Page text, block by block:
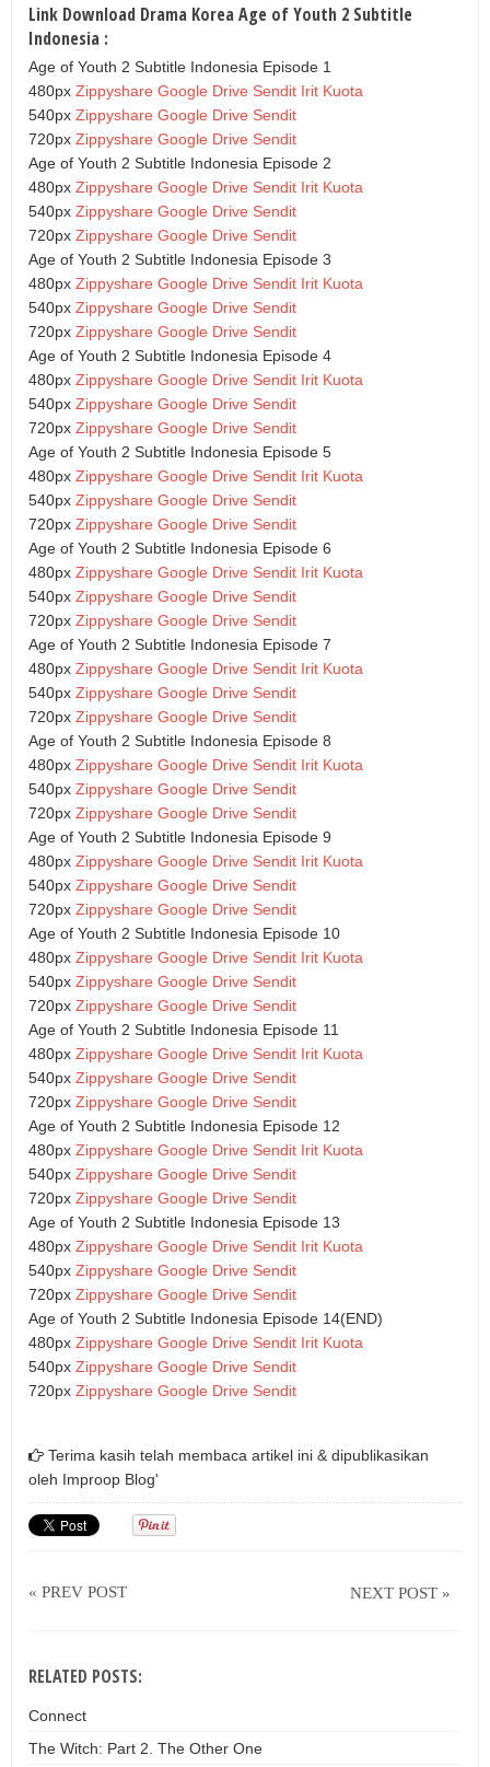
Link Download Drama Korea Age of Youth 2 Subtitle
Indonesia :
Age of Youth 2 Subtitle Indonesia Episode 1
480px Zippyshare Google Drive Sendit Irit Kuota
540px Zippyshare Google Drive Sendit
720px Zippyshare Google Drive Sendit
Age of Youth 2 Subtitle Indonesia Episode 2
480px Zippyshare Google Drive Sendit Irit Kuota
540px Zippyshare Google Drive Sendit
720px Zippyshare Google Drive Sendit
Age of Youth 2 Subtitle Indonesia Episode 3
480px Zippyshare Google Drive Sendit Irit Kuota
540px Zippyshare Google Drive Sendit
720px Zippyshare Google Drive Sendit
Age of Youth 2 Subtitle Indonesia Episode 4
480px Zippyshare Google Drive Sendit Irit Kuota
540px Zippyshare Google Drive Sendit
720px Zippyshare Google Drive Sendit
Age of Youth 2 Subtitle Indonesia Episode 5
480px Zippyshare Google Drive Sendit Irit Kuota
540px Zippyshare Google Drive Sendit
720px Zippyshare Google Drive Sendit
Age of Youth 2 Subtitle Indonesia Episode 6
480px Zippyshare Google Drive Sendit Irit Kuota
540px Zippyshare Google Drive Sendit
720px Zippyshare Google Drive Sendit
Age of Youth 2 Subtitle Indonesia Episode 7
480px Zippyshare Google Drive Sendit Irit Kuota
540px Zippyshare Google Drive Sendit
720px Zippyshare Google Drive Sendit
Age of Youth 2 Subtitle Indonesia Episode 8
480px Zippyshare Google Drive Sendit Irit Kuota
540px Zippyshare Google Drive Sendit
720px Zippyshare Google Drive Sendit
Age of Youth 2 Subtitle Indonesia Episode 9
480px Zippyshare Google Drive Sendit Irit Kuota
540px Zippyshare Google Drive Sendit
720px Zippyshare Google Drive Sendit
Age of Youth 2 Subtitle Indonesia Episode 10
480px Zippyshare Google Drive Sendit Irit Kuota
540px Zippyshare Google Drive Sendit
720px Zippyshare Google Drive Sendit
Age of Youth 2 Subtitle Indonesia Episode 11
480px Zippyshare Google Drive Sendit Irit Kuota
540px Zippyshare Google Drive Sendit
720px Zippyshare Google Drive Sendit
Age of Youth 2 Subtitle Indonesia Episode 12
480px Zippyshare Google Drive Sendit Irit Kuota
540px Zippyshare Google Drive Sendit
720px Zippyshare Google Drive Sendit
Age of Youth 2 Subtitle Indonesia Episode 13
480px Zippyshare Google Drive Sendit Irit Kuota
540px Zippyshare Google Drive Sendit
720px Zippyshare Google Drive Sendit
Age of Youth 2 Subtitle Indonesia Episode 14(END)
480px Zippyshare Google Drive Sendit Irit Kuota
540px Zippyshare Google Drive Sendit
720px Zippyshare Google Drive Sendit
Terima kasih telah membaca artikel ini & dipublikasikan
oleh Improop Blog'
« PREV POST NEXT POST »
RELATED POSTS:
Connect
The Witch: Part 2. The Other One